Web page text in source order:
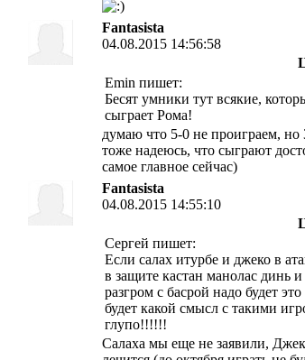
Fantasista
04.08.2015 14:56:58
Emin пишет:
Бесят умники тут всякие,
сыграет Рома!
думаю что 5-0 не проиграем,
тоже надеюсь, что сыграют
самое главное сейчас)
Fantasista
04.08.2015 14:55:10
Сергей пишет:
Если салах итурбе и джеко в
в защите кастан манолас динь
разгром с басрой надо будет
будет какой смысл с такими
глупо!!!!!!
Салаха мы еще не заявили,